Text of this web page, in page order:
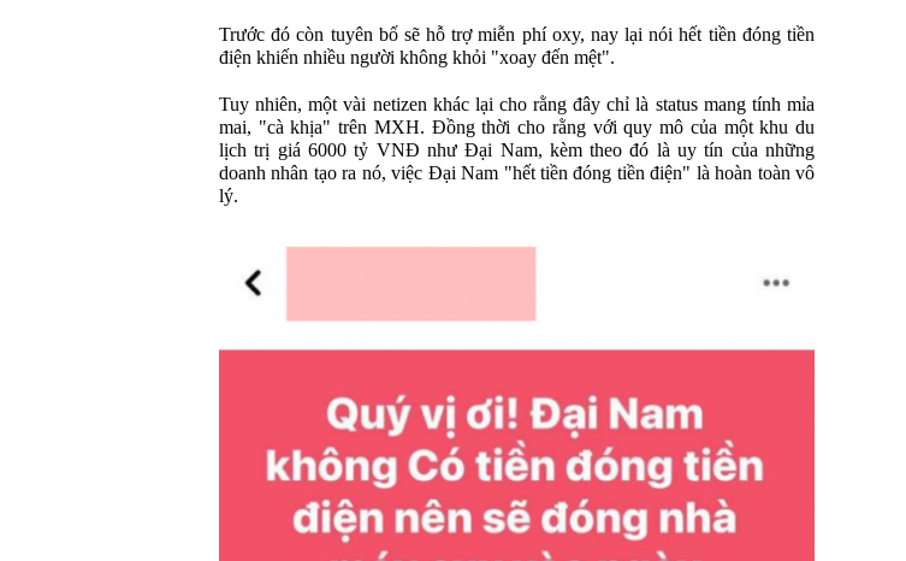
Trước đó còn tuyên bố sẽ hỗ trợ miễn phí oxy, nay lại nói hết tiền đóng tiền
điện khiến nhiều người không khỏi "xoay đến mệt".
Tuy nhiên, một vài netizen khác lại cho rằng đây chỉ là status mang tính mỉa
mai, "cà khịa" trên MXH. Đồng thời cho rằng với quy mô của một khu du
lịch trị giá 6000 tỷ VNĐ như Đại Nam, kèm theo đó là uy tín của những
doanh nhân tạo ra nó, việc Đại Nam "hết tiền đóng tiền điện" là hoàn toàn vô
lý.